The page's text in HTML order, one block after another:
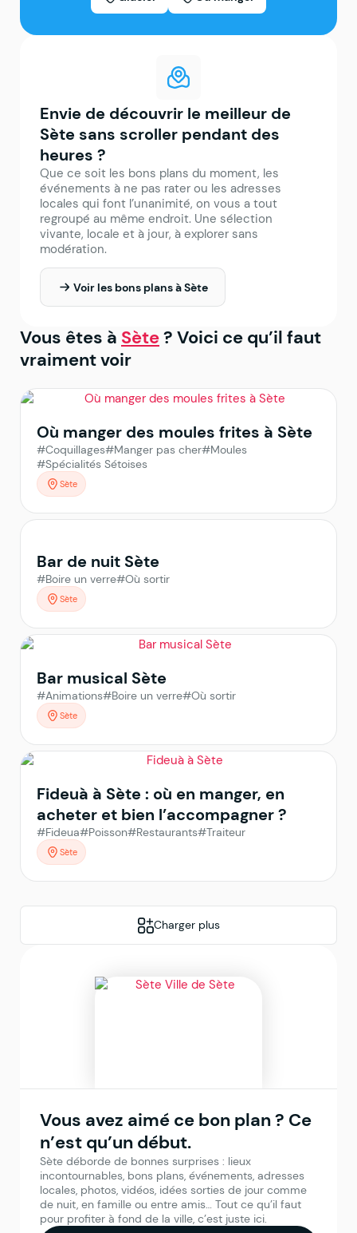
Envie de découvrir le meilleur de
Sète sans scroller pendant des
heures ?
Que ce soit les bons plans du moment, les
événements à ne pas rater ou les adresses
locales qui font l’unanimité, on vous a tout
regroupé au même endroit. Une sélection
vivante, locale et à jour, à explorer sans
modération.
Voir les bons plans à Sète
Vous êtes à Sète? Voici ce qu’il faut
vraiment voir
Où manger des moules frites à Sète
#Coquillages#Manger pas cher#Moules
#Spécialités Sétoises
Sète
Bar de nuit Sète
#Boire un verre#Où sortir
Sète
Bar musical Sète
#Animations#Boire un verre#Où sortir
Sète
Fideuà à Sète : où en manger, en
acheter et bien l’accompagner ?
#Fideua#Poisson#Restaurants#Traiteur
Sète
Charger plus
Vous avez aimé ce bon plan ? Ce
n’est qu’un début.
Sète déborde de bonnes surprises : lieux
incontournables, bons plans, événements, adresses
locales, photos, vidéos, idées sorties de jour comme
de nuit, en famille ou entre amis… Tout ce qu’il faut
pour profiter à fond de la ville, c’est juste ici.